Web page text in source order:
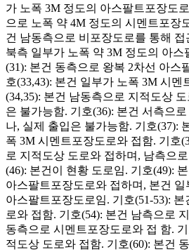
가 노폭 3M 정도의 아스팔트포장도
으로 노폭 약 4M 정도의 시멘트포장
건 남동측으로 비포장도로를 통해 접
북측 일부가 노폭 약 3M 정도의 아스
(31): 본건 동측으로 왕복 2차선 아스
호(33,43): 본건 일부가 노폭 3M 시멘
(34,35): 본건 남동측으로 지적도상
은 불가능함. 기호(36): 본건 서측으
나, 실제 출입은 불가능함. 기호(37):
폭 3M 시멘트포장도로와 접함. 기호
로 지적도상 도로와 접하며, 남측으
(46): 본건이 현황 도로임. 기호(49):
아스팔트포장도로와 접하며, 본건 일
아스팔트포장도로임. 기호(51-53):
로와 접함. 기호(54): 본건 남측으로
동측으로 시멘트포장도로와 접 함.
적도상 도로와 접함. 기호(60): 본건